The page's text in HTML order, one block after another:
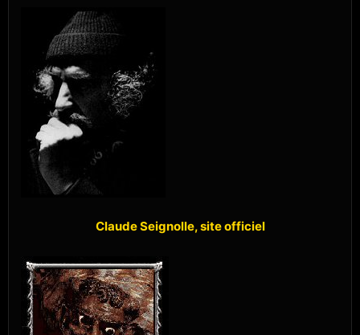
Claude Seignolle, site officiel